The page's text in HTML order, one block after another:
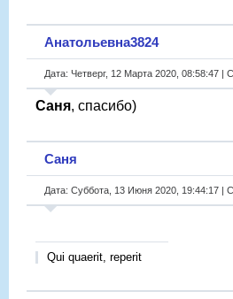
Анатольевна3824
Дата: Четверг, 12 Марта 2020, 08:58:47 |
Саня, спасибо)
Саня
Дата: Суббота, 13 Июня 2020, 19:44:17 |
Qui quaerit, reperit